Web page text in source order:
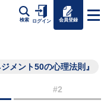
検索 ログイン 会員登録
メント50の心理法則』
#2